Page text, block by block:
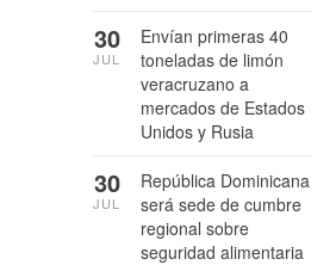
Envían primeras 40
toneladas de limón
veracruzano a
mercados de Estados
Unidos y Rusia
30
JUL
República Dominicana
será sede de cumbre
regional sobre
seguridad alimentaria
30
JUL